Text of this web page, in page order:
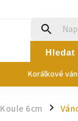
Hledat
Korálkové
Koule 6cm /